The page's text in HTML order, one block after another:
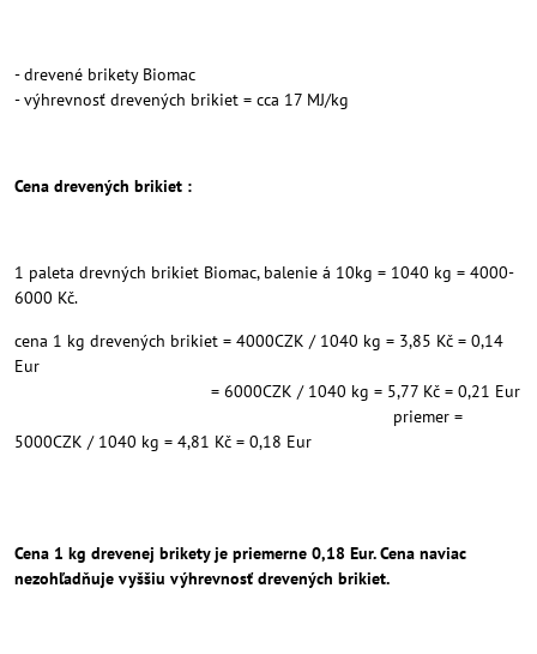
- drevené brikety Biomac
- výhrevnosť drevených brikiet = cca 17 MJ/kg
Cena drevených brikiet :
1 paleta drevných brikiet Biomac, balenie á 10kg = 1040 kg = 4000-
6000 Kč.
cena 1 kg drevených brikiet = 4000CZK / 1040 kg = 3,85 Kč = 0,14
Eur
= 6000CZK / 1040 kg = 5,77 Kč = 0,21 Eur
priemer =
5000CZK / 1040 kg = 4,81 Kč = 0,18 Eur
Cena 1 kg drevenej brikety je priemerne 0,18 Eur. Cena naviac
nezohľadňuje vyššiu výhrevnosť drevených brikiet.